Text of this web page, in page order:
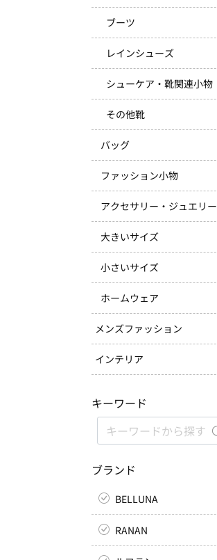
ブーツ
レインシューズ
シューケア・靴関連小物
その他靴
バッグ
ファッション小物
アクセサリー・ジュエリー
大きいサイズ
小さいサイズ
ホームウェア
メンズファッション
インテリア
キーワード
ブランド
BELLUNA
RANAN